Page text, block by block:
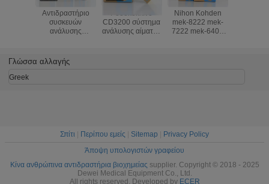
Αντιδραστήριο
συσκευών
ανάλυσης
για Genrui
KT6280 KT6200
Ροδοκόκκινο
CD3200 σύστημα
ανάλυσης αίματος
Nihon Kohden
mek-8222 mek-
7222 mek-6400
Γλώσσα αλλαγής
Greek
Σπίτι Περίπου εμείς Sitemap
Privacy Policy
Άποψη υπολογιστών γραφείου
Κίνα ανθρώπινα αντιδραστήρια βιοχημείας supplier. Copyright © 2018 - 2025
Dewei Medical Equipment Co., Ltd.
All rights reserved. Developed by ECER